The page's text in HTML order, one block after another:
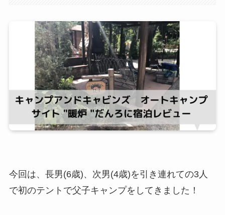
今回は、長男(6歳)、次男(4歳)を引き連れての3人
で初のテントで父子キャンプをしてきました！